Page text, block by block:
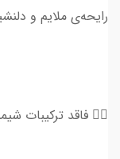
رایحه‌ی ملایم و
👈🏻 فاقد ترکیبات